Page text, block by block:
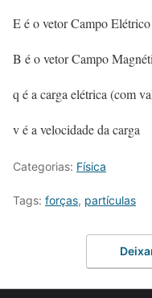
E é o vetor Campo Elétrico
B é o vetor Campo
q é a carga elétrica (com
v é a velocidade da carga
Categorias: Física
Tags: forças, partículas